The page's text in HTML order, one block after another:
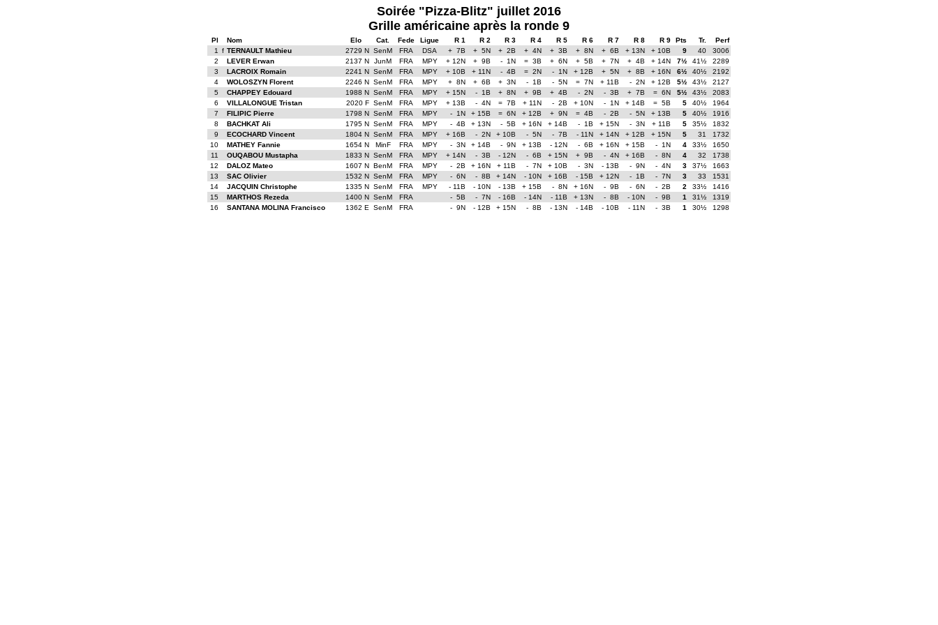
Soirée "Pizza-Blitz" juillet 2016
Grille américaine après la ronde 9
Pl Nom Elo Cat. Fede Ligue R 1 R 2 R 3 R 4 R 5 R 6 R 7 R 8 R 9 Pts Tr.
Perf
1
f TERNAULT Mathieu 2729 N SenM FRA DSA + 7B + 5N + 2B + 4N + 3B + 8N + 6B + 13N + 10B 9 40
3006
2
LEVER Erwan 2137 N JunM FRA MPY + 12N + 9B - 1N = 3B + 6N + 5B + 7N + 4B + 14N 7½ 41½
2289
3
LACROIX Romain 2241 N SenM FRA MPY + 10B + 11N - 4B = 2N - 1N + 12B + 5N + 8B + 16N 6½ 40½
2192
4
WOLOSZYN Florent 2246 N SenM FRA MPY + 8N + 6B + 3N - 1B - 5N = 7N + 11B - 2N + 12B 5½ 43½
2127
5
CHAPPEY Edouard 1988 N SenM FRA MPY + 15N - 1B + 8N + 9B + 4B - 2N - 3B + 7B = 6N 5½ 43½
2083
6
VILLALONGUE Tristan 2020 F SenM FRA MPY + 13B - 4N = 7B + 11N - 2B + 10N - 1N + 14B = 5B 5 40½
1964
7
FILIPIC Pierre 1798 N SenM FRA MPY - 1N + 15B = 6N + 12B + 9N = 4B - 2B - 5N + 13B 5 40½
1916
8
BACHKAT Ali 1795 N SenM FRA MPY - 4B + 13N - 5B + 16N + 14B - 1B + 15N - 3N + 11B 5 35½
1832
9
ECOCHARD Vincent 1804 N SenM FRA MPY + 16B - 2N + 10B - 5N - 7B - 11N + 14N + 12B + 15N 5 31
1732
10
MATHEY Fannie 1654 N MinF FRA MPY - 3N + 14B - 9N + 13B - 12N - 6B + 16N + 15B - 1N 4 33½
1650
11
OUQABOU Mustapha 1833 N SenM FRA MPY + 14N - 3B - 12N - 6B + 15N + 9B - 4N + 16B - 8N 4 32
1738
12
DALOZ Mateo 1607 N BenM FRA MPY - 2B + 16N + 11B - 7N + 10B - 3N - 13B - 9N - 4N 3 37½
1663
13
SAC Olivier 1532 N SenM FRA MPY - 6N - 8B + 14N - 10N + 16B - 15B + 12N - 1B - 7N 3 33
1531
14
JACQUIN Christophe 1335 N SenM FRA MPY - 11B - 10N - 13B + 15B - 8N + 16N - 9B - 6N - 2B 2 33½
1416
15
MARTHOS Rezeda 1400 N SenM FRA - 5B - 7N - 16B - 14N - 11B + 13N - 8B - 10N - 9B 1 31½
1319
16
SANTANA MOLINA Francisco 1362 E SenM FRA - 9N - 12B + 15N - 8B - 13N - 14B - 10B - 11N - 3B 1 30½ 1298